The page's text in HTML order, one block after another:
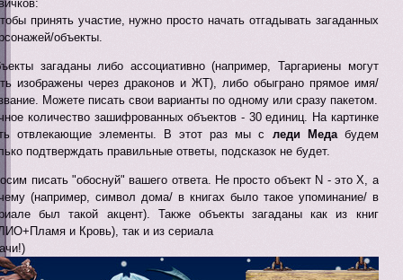
принять участие, нужно просто начать отгадывать загаданных
объекты.
загаданы либо ассоциативно (например, Таргариены могут
изображены через драконов и ЖТ), либо обыграно прямое имя/
Можете писать свои варианты по одному или сразу пакетом.
количество зашифрованных объектов - 30 единиц. На картинке
отвлекающие элементы. В этот раз мы с леди Медабудем
подтверждать правильные ответы, подсказок не будет.
писать "обоснуй" вашего ответа. Не просто объект N - это X, а
(например, символ дома/ в книгах было такое упоминание/ в
был такой акцент). Также объекты загаданы как из книг
и Кровь), так и из сериала